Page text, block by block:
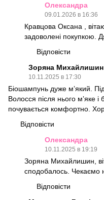
Олександра
09.01.2026 в 16:36
Кравцова Оксана ,
задоволені покупкою.
Відповісти
Зоряна Михайлишин
10.11.2025 в 17:30
Біошампунь дуже мʼякий.
Волосся після нього мʼяке і
почувається комфортно.
Відповісти
Олександра
10.11.2025 в 19:19
Зоряна Михайлишин,
сподобалось. Чекаємо
Відповісти